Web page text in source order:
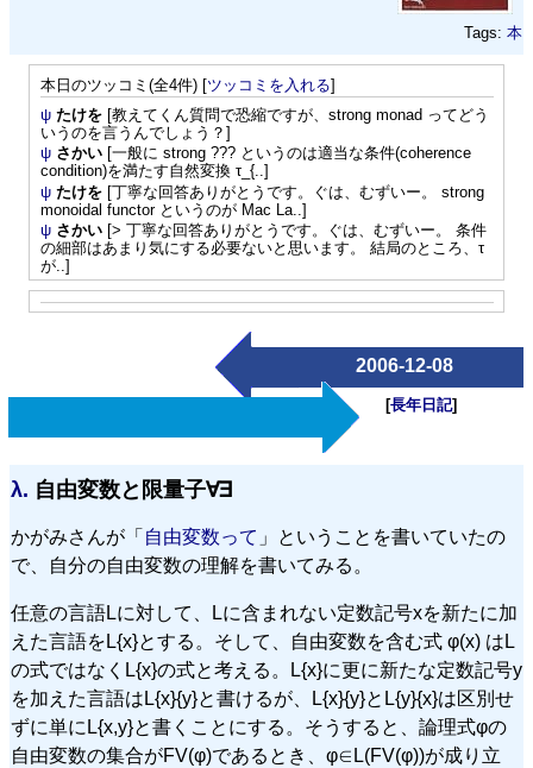
Tags: 本
本日のツッコミ(全4件) [ツッコミを入れる]
ψ たけを[教えてくん質問で恐縮ですが、strong monad ってどう
いうのを言うんでしょう？]
ψ さかい[一般に strong ??? というのは適当な条件(coherence
condition)を満たす自然変換 τ_{..]
ψ たけを[丁寧な回答ありがとうです。ぐは、むずいー。 strong
monoidal functor というのが Mac La..]
ψ さかい[> 丁寧な回答ありがとうです。ぐは、むずいー。 条件
の細部はあまり気にする必要ないと思います。 結局のところ、τ
が..]
2006-12-08
[長年日記]
λ. 自由変数と限量子∀∃
かがみさんが「 自由変数って 」ということを書いていたの
で、自分の自由変数の理解を書いてみる。
任意の言語Lに対して、Lに含まれない定数記号xを新たに加
えた言語をL{x}とする。そして、自由変数を含む式 φ(x) はL
の式ではなくL{x}の式と考える。L{x}に更に新たな定数記号y
を加えた言語はL{x}{y}と書けるが、L{x}{y}とL{y}{x}は区別せ
ずに単にL{x,y}と書くことにする。そうすると、論理式φの
自由変数の集合がFV(φ)であるとき、φ∈L(FV(φ))が成り立